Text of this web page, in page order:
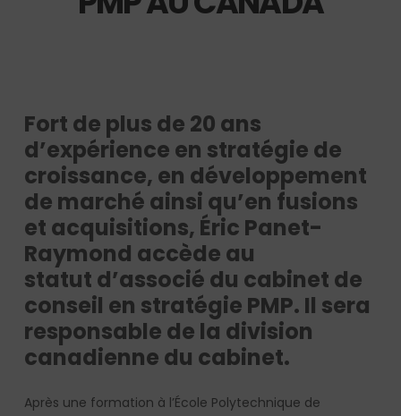
Fort de plus de 20 ans
d’expérience en stratégie de
croissance, en développement
de marché ainsi qu’en fusions
et acquisitions, Éric Panet-
Raymond accède au
statut d’associé du cabinet de
conseil en stratégie PMP. Il sera
responsable de la division
canadienne du cabinet.
Après une formation à l’École Polytechnique de